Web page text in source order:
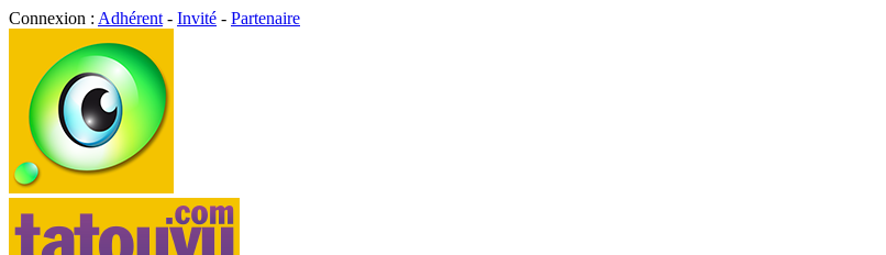
Connexion : Adhérent - Invité - Partenaire